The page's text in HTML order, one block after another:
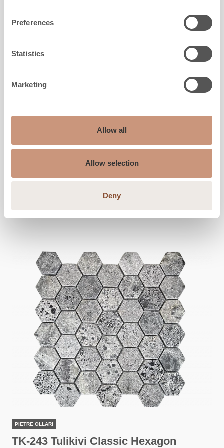
Preferences
Statistics
Marketing
Allow all
Allow selection
Deny
TK-242CM Tulikivi Classic Crazy
PIETRE OLLARI
TK-243 Tulikivi Classic Hexagon